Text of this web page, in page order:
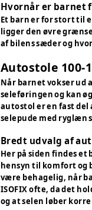
Hvornår er barnet
Et barn er for stort til
ligger den øvre
af bilens sæder og
Autostole 100-
Når barnet vokser ud
seleføringen og kan
autostol er en fast
selepude med ryglæn
Bredt udvalg af
Her på siden findes et
hensyn til komfort og
være behagelig, når
ISOFIX ofte, da det
og at selen løber